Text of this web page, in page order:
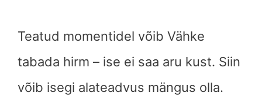
Teatud momentidel võib Vähke
tabada hirm – ise ei saa aru kust. Siin
võib isegi alateadvus mängus olla.